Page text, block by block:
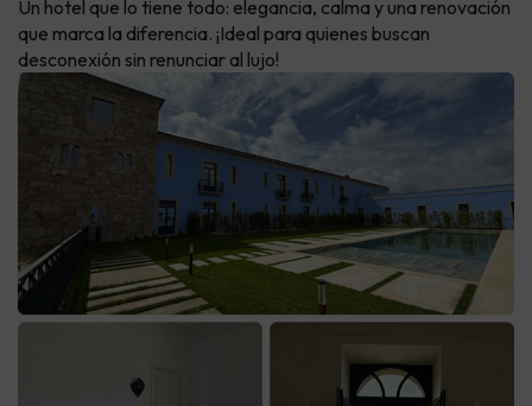
Un hotel que lo tiene todo: elegancia, calma y una renovación
que marca la diferencia. ¡Ideal para quienes buscan
desconexión sin renunciar al lujo!